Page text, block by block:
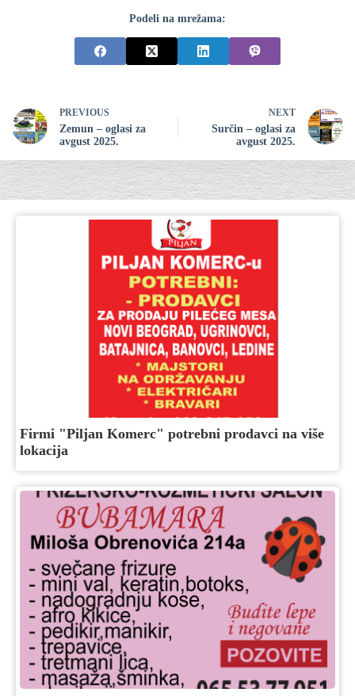
Podeli na mrežama:
PREVIOUS
Zemun – oglasi za
avgust 2025.
NEXT
Surčin – oglasi za
avgust 2025.
Firmi "Piljan Komerc" potrebni prodavci na više
lokacija